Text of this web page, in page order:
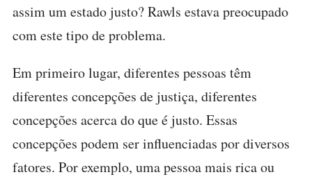
assim um estado justo? Rawls estava preocupado
com este tipo de problema.
Em primeiro lugar, diferentes pessoas têm
diferentes concepções de justiça, diferentes
concepções acerca do que é justo. Essas
concepções podem ser influenciadas por diversos
fatores. Por exemplo, uma pessoa mais rica ou